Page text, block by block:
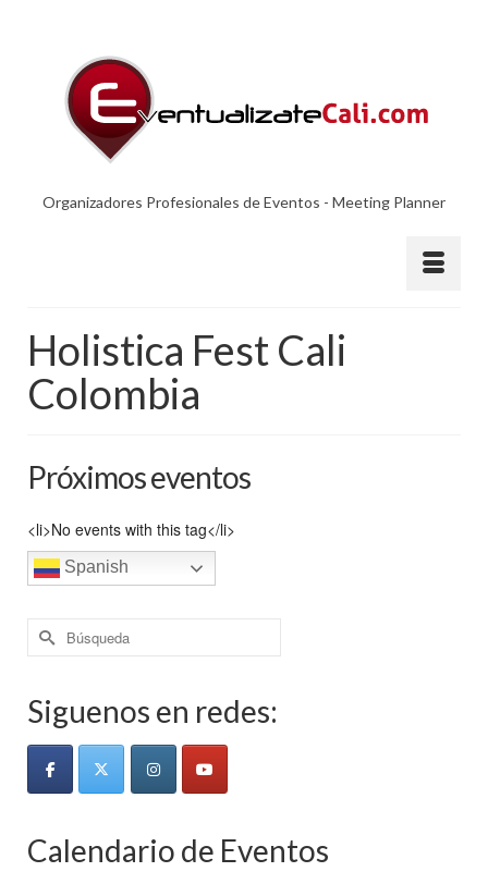
Organizadores Profesionales de Eventos - Meeting Planner
Holistica Fest Cali
Colombia
Próximos eventos
<li>No events with this tag</li>
Spanish
Buscar
por:
Siguenos en redes:
Calendario de Eventos